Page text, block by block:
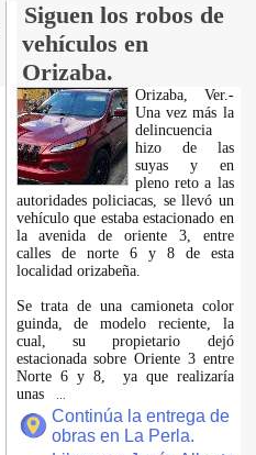
Siguen los robos de
vehículos en
Orizaba.
Orizaba, Ver.-
Una vez más la
delincuencia
hizo de las
suyas y en
pleno reto a las
autoridades policiacas, se llevó un
vehículo que estaba estacionado en
la avenida de oriente 3, entre
calles de norte 6 y 8 de esta
localidad orizabeña.
Se trata de una camioneta color
guinda, de modelo reciente, la
cual, su propietario dejó
estacionada sobre Oriente 3 entre
Norte 6 y 8, ya que realizaría
unas
Continúa la entrega de
obras en La Perla.